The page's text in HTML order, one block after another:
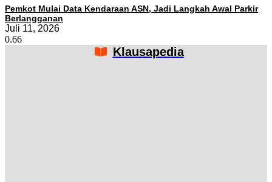
Pemkot Mulai Data Kendaraan ASN, Jadi Langkah Awal Parkir
Berlangganan
Juli 11, 2026
Klausapedia